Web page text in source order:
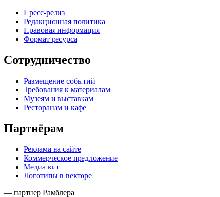
Пресс-релиз
Редакционная политика
Правовая информация
Формат ресурса
Сотрудничество
Размещение событий
Требования к материалам
Музеям и выставкам
Ресторанам и кафе
Партнёрам
Реклама на сайте
Коммерческое предложение
Медиа кит
Логотипы в векторе
— партнер Рамблера